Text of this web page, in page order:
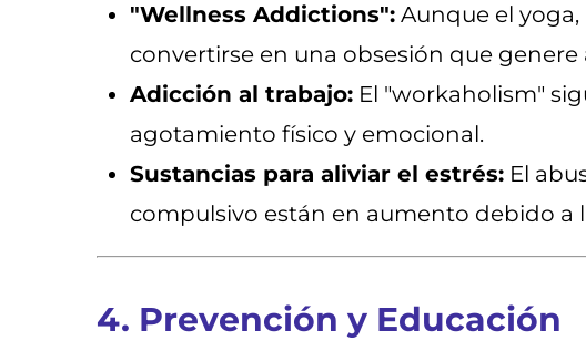
"Wellness Addictions": Aunque el
convertirse en una obsesión que
Adicción al trabajo: El "workaholism"
agotamiento físico y emocional.
Sustancias para aliviar el estrés: El
compulsivo están en aumento debido a
4. Prevención y Educación